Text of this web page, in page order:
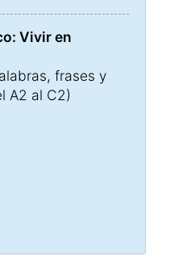
Vivir en
frases y
A2 al C2)